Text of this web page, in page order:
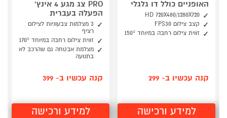
האופניים כולל דו גלגלי
HD 720X480/1280X720
קצב צילום FPS30
זווית צילום רחבה במיוחד 150°
קנה עכשיו ב- 299
למידע ורכישה
PRO צג מגע 4 אינץ'
הפעלה בעברית
3 מצלמות צבעוניות לצילום
רציף
זווית צילום רחבה במיוחד 170°
מצלמת אבטחה גם שהרכב לא
בתנועה
קנה עכשיו ב- 399
למידע ורכישה